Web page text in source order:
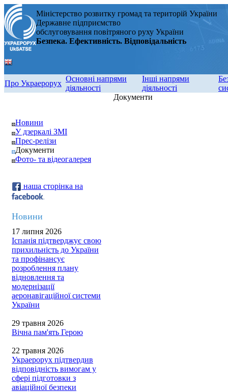
Міністерство розвитку громад та територій України
Державне підприємство
обслуговування повітряного руху України
Безпека. Ефективність. Відповідальність
Про Украерорух
Основні напрями
діяльності
Інші напрями
діяльності
Новини
У дзеркалі ЗМІ
Прес-релізи
Документи
Фото- та відеогалерея
наша сторінка на
Новини
17 липня 2026
Іспанія підтверджує свою
прихильність до України
та профінансує
розроблення плану
відновлення та
модернізації
аеронавігаційної системи
України
29 травня 2026
Вічна пам'ять Герою
22 травня 2026
Украерорух підтвердив
відповідність вимогам у
сфері підготовки з
авіаційної безпеки
Документи